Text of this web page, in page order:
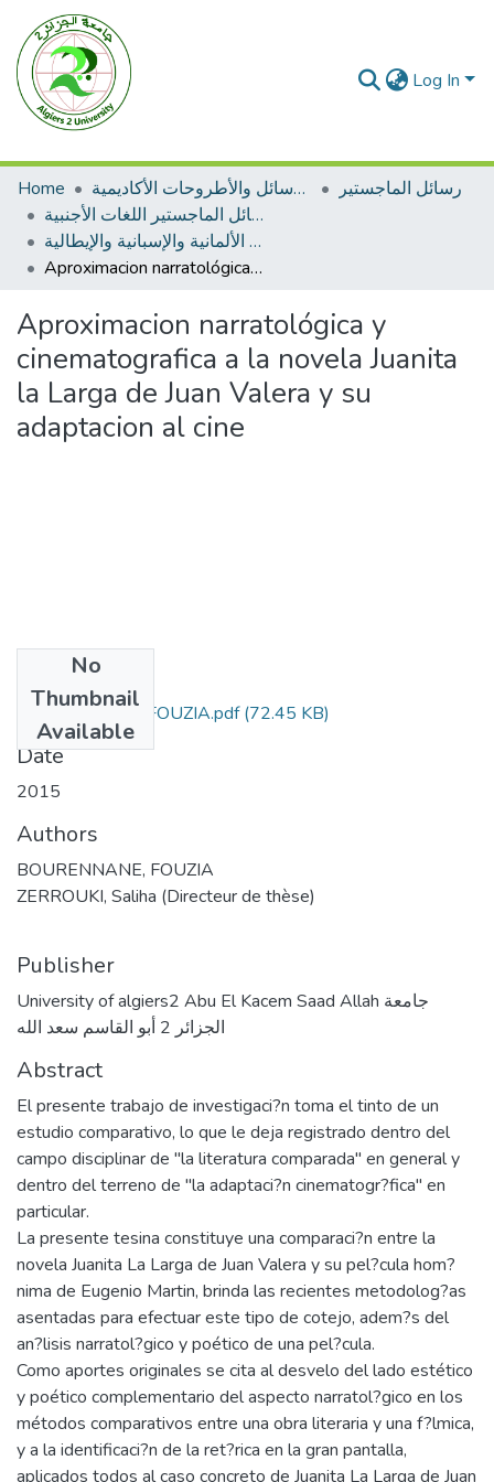
Log In
Home الرسائل والأطروحات الأكاديمية
رسائل الماجستير
رسائل الماجستير اللغات الأجنبية
اللغة الألمانية والإسبانية والإيطالية
Aproximacion narratológica y cinematografica a la novela Juanita la Larga de Juan Valera y su adaptacion al cine
Aproximacion narratológica y
cinematografica a la novela Juanita
la Larga de Juan Valera y su
adaptacion al cine
No
Thumbnail
Available
BOURENNANE FOUZIA.pdf(72.45 KB)
Date
2015
Authors
BOURENNANE, FOUZIA
ZERROUKI, Saliha (Directeur de thèse)
Publisher
University of algiers2 Abu El Kacem Saad Allah جامعة
الجزائر 2 أبو القاسم سعد الله
Abstract
El presente trabajo de investigaci?n toma el tinto de un
estudio comparativo, lo que le deja registrado dentro del
campo disciplinar de "la literatura comparada" en general y
dentro del terreno de "la adaptaci?n cinematogr?fica" en
particular.
La presente tesina constituye una comparaci?n entre la
novela Juanita La Larga de Juan Valera y su pel?cula hom?
nima de Eugenio Martin, brinda las recientes metodolog?as
asentadas para efectuar este tipo de cotejo, adem?s del
an?lisis narratol?gico y poético de una pel?cula.
Como aportes originales se cita al desvelo del lado estético
y poético complementario del aspecto narratol?gico en los
métodos comparativos entre una obra literaria y una f?lmica,
y a la identificaci?n de la ret?rica en la gran pantalla,
aplicados todos al caso concreto de Juanita La Larga de Juan